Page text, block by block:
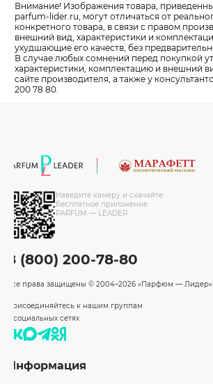
Внимание! Изображения товара,
parfum-lider.ru, могут отличаться от
конкретного товара, в связи с правом
внешний вид, характеристики и
ухудшающие его качеств, без
В случае любых сомнений перед покупкой
характеристики, комплектацию и внешний
сайте производителя, а также у
200 78 80.
Наведите камеру и скачайте
бесплатное приложение
PARFUM — LEADER
8 (800) 200-78-80
Все права защищены © 2004–2026 «Парфюм — Лидер»
Присоединяйтесь к нашим группам
в социальных сетях
Информация